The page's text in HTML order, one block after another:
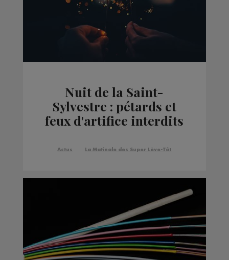
Nuit de la Saint-
Sylvestre : pétards et
feux d'artifice interdits
Actus La Matinale des Super Lève-Tôt